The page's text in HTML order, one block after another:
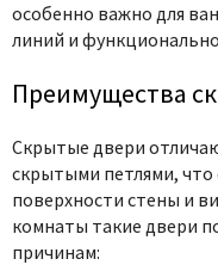
особенно важно для
линий и
Преимущества
Скрытые двери
скрытыми петлями, что
поверхности стены и
комнаты такие двери
причинам: